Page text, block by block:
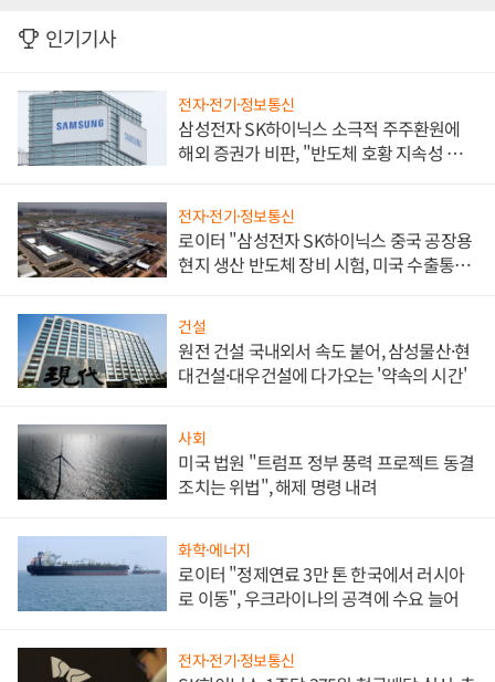
인기기사
전자·전기·정보통신
삼성전자 SK하이닉스 소극적 주주환원에
해외 증권가 비판, "반도체 호황 지속성 의
전자·전기·정보통신
로이터 "삼성전자 SK하이닉스 중국 공장용
현지 생산 반도체 장비 시험, 미국 수출통제
건설
원전 건설 국내외서 속도 붙어, 삼성물산·현
대건설·대우건설에 다가오는 '약속의 시간'
사회
미국 법원 "트럼프 정부 풍력 프로젝트 동결
조치는 위법", 해제 명령 내려
화학·에너지
로이터 "정제연료 3만 톤 한국에서 러시아
로 이동", 우크라이나의 공격에 수요 늘어
전자·전기·정보통신